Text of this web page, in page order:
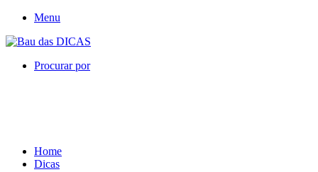
Menu
Procurar por
Home
Dicas